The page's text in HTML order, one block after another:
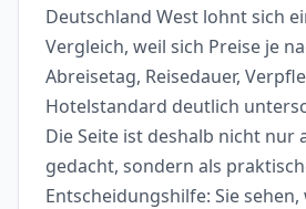
Deutschland West lohnt sich
Vergleich, weil sich Preise je
Abreisetag, Reisedauer,
Hotelstandard deutlich
Die Seite ist deshalb nicht nur
gedacht, sondern als
Entscheidungshilfe: Sie sehen,